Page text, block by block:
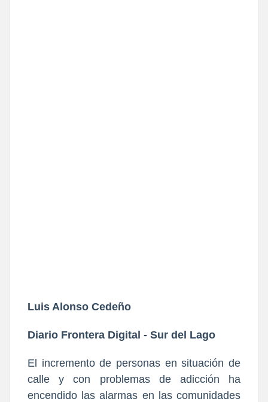
Luis Alonso Cedeño
Diario Frontera Digital - Sur del Lago
El incremento de personas en situación de
calle y con problemas de adicción ha
encendido las alarmas en las comunidades